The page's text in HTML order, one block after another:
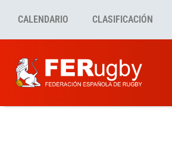
CALENDARIO CLASIFICACIÓN